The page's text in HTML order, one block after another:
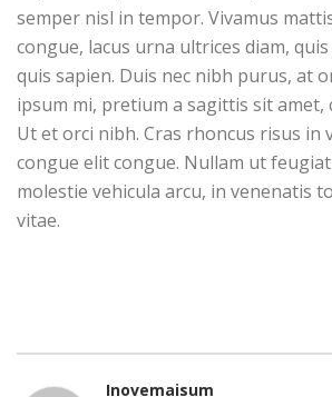
semper nisl in tempor. Vivamus
congue, lacus urna ultrices diam,
quis sapien. Duis nec nibh purus, at
ipsum mi, pretium a sagittis sit amet,
Ut et orci nibh. Cras rhoncus risus in
congue elit congue. Nullam ut
molestie vehicula arcu, in venenatis
vitae.
Inovemaisum